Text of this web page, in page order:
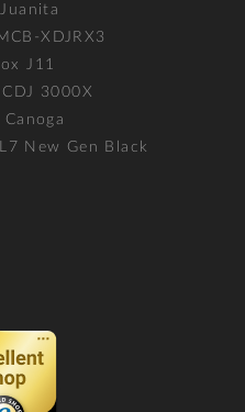
XDJRX3
J11
3000X
New Gen Black